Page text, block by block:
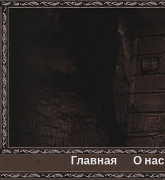
Главная О нас